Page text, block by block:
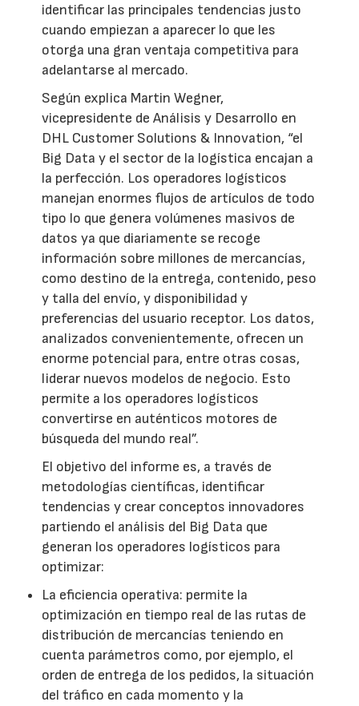
identificar las principales tendencias justo
cuando empiezan a aparecer lo que les
otorga una gran ventaja competitiva para
adelantarse al mercado.
Según explica Martin Wegner,
vicepresidente de Análisis y Desarrollo en
DHL Customer Solutions & Innovation, “el
Big Data y el sector de la logística encajan a
la perfección. Los operadores logísticos
manejan enormes flujos de artículos de todo
tipo lo que genera volúmenes masivos de
datos ya que diariamente se recoge
información sobre millones de mercancías,
como destino de la entrega, contenido, peso
y talla del envío, y disponibilidad y
preferencias del usuario receptor. Los datos,
analizados convenientemente, ofrecen un
enorme potencial para, entre otras cosas,
liderar nuevos modelos de negocio. Esto
permite a los operadores logísticos
convertirse en auténticos motores de
búsqueda del mundo real”.
El objetivo del informe es, a través de
metodologías científicas, identificar
tendencias y crear conceptos innovadores
partiendo el análisis del Big Data que
generan los operadores logísticos para
optimizar:
La eficiencia operativa: permite la
optimización en tiempo real de las rutas de
distribución de mercancías teniendo en
cuenta parámetros como, por ejemplo, el
orden de entrega de los pedidos, la situación
del tráfico en cada momento y la